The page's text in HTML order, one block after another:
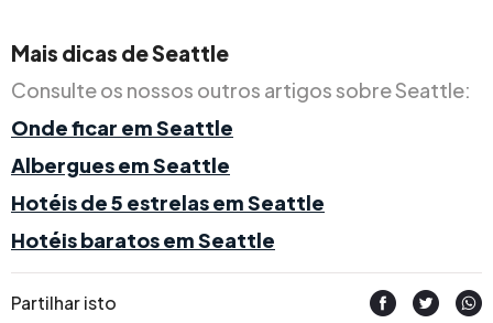
Mais dicas de Seattle
Consulte os nossos outros artigos sobre Seattle:
Onde ficar em Seattle
Albergues em Seattle
Hotéis de 5 estrelas em Seattle
Hotéis baratos em Seattle
Partilhar isto